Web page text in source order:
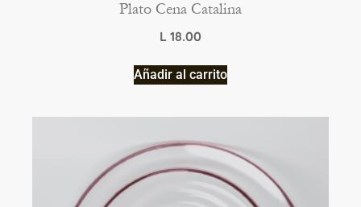
Plato Cena Catalina
L 18.00
Añadir al carrito